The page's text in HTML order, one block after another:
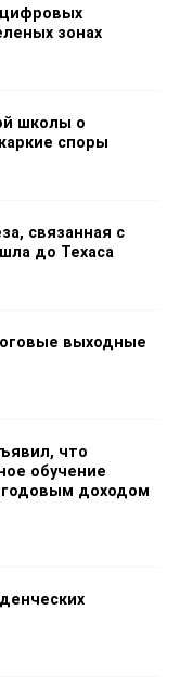
цифровых
зонах
школы о
споры
связанная с
до Техаса
выходные
что
обучение
годовым доходом